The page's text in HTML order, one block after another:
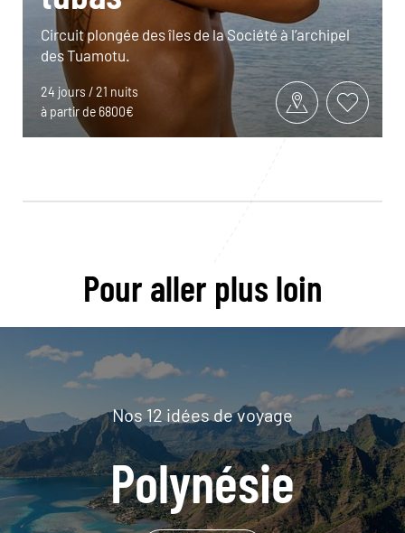
Circuit plongée des îles de la Société à l’archipel
des Tuamotu.
24 jours / 21 nuits
à partir de 6800€
Pour aller plus loin
Nos 12 idées de voyage
Polynésie